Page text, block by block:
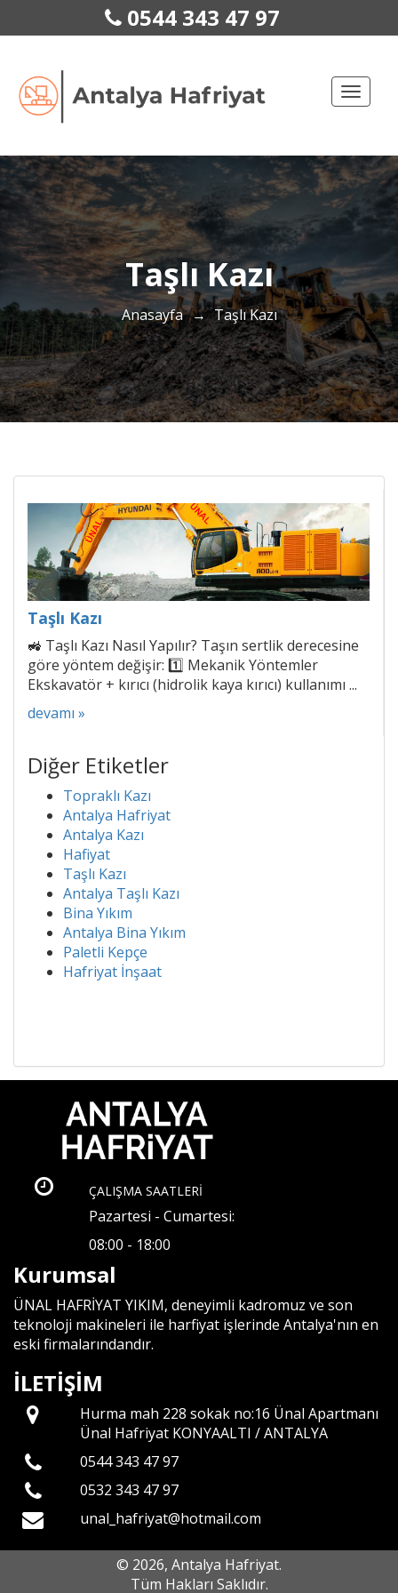
0544 343 47 97
Toggle
Taşlı Kazı
Anasayfa → Taşlı Kazı
Taşlı Kazı
🚜 Taşlı Kazı Nasıl Yapılır? Taşın sertlik derecesine
göre yöntem değişir: 1️⃣ Mekanik Yöntemler
Ekskavatör + kırıcı (hidrolik kaya kırıcı) kullanımı ...
devamı »
Diğer Etiketler
Topraklı Kazı
Antalya Hafriyat
Antalya Kazı
Hafiyat
Taşlı Kazı
Antalya Taşlı Kazı
Bina Yıkım
Antalya Bina Yıkım
Paletli Kepçe
Hafriyat İnşaat
ÇALIŞMA SAATLERİ
Pazartesi - Cumartesi:
08:00 - 18:00
Kurumsal
ÜNAL HAFRİYAT YIKIM, deneyimli kadromuz ve son
teknoloji makineleri ile harfiyat işlerinde Antalya'nın en
eski firmalarındandır.
İLETİŞİM
Hurma mah 228 sokak no:16 Ünal Apartmanı
Ünal Hafriyat KONYAALTI / ANTALYA
0544 343 47 97
0532 343 47 97
unal_hafriyat@hotmail.com
© 2026, Antalya Hafriyat.
Tüm Hakları Saklıdır.